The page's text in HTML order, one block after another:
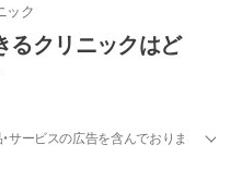
ック
るクリニックはど
サービスの広告を含んでおりま